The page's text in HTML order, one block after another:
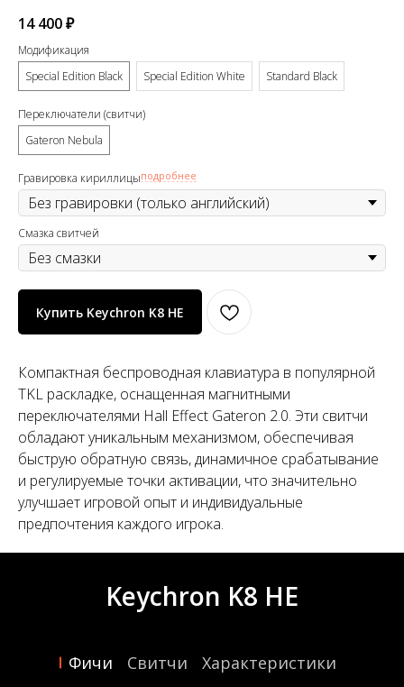
14 400₽
Модификация
Special Edition Black
Special Edition White Standard Black
Переключатели (свитчи)
Gateron Nebula
Гравировка кириллицыподробнее
Смазка свитчей
Купить Keychron K8 HE
Компактная беспроводная клавиатура в популярной
TKL раскладке, оснащенная магнитными
переключателями Hall Effect Gateron 2.0. Эти свитчи
обладают уникальным механизмом, обеспечивая
быструю обратную связь, динамичное срабатывание
и регулируемые точки активации, что значительно
улучшает игровой опыт и индивидуальные
предпочтения каждого игрока.
Keychron K8 HE
Фичи Свитчи
Характеристики